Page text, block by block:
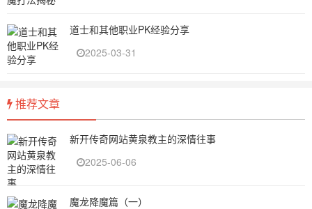
道士和其他职业PK经验分享
2025-03-31
推荐文章
新开传奇网站黄泉教主的深情往事
2025-06-06
魔龙降魔篇（一）